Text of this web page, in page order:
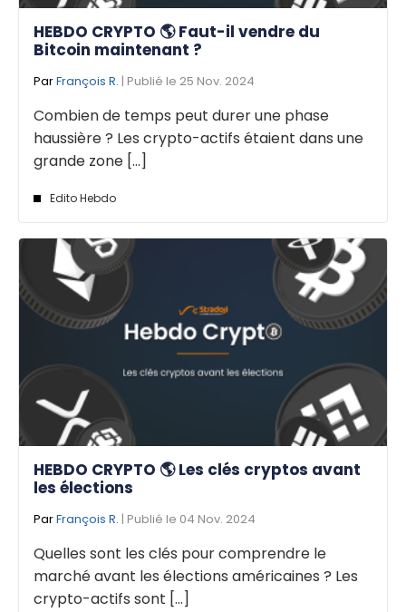
HEBDO CRYPTO 🌎 Faut-il vendre du
Bitcoin maintenant ?
ParFrançois R. | Publié le 25 Nov. 2024
Combien de temps peut durer une phase
haussière ? Les crypto-actifs étaient dans une
grande zone [...]
Edito Hebdo
HEBDO CRYPTO 🌎 Les clés cryptos avant
les élections
ParFrançois R. | Publié le 04 Nov. 2024
Quelles sont les clés pour comprendre le
marché avant les élections américaines ? Les
crypto-actifs sont [...]